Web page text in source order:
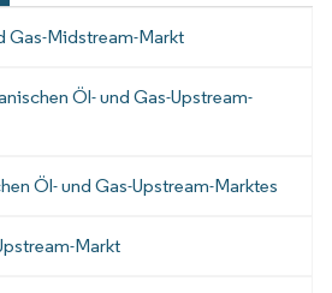
Gas-Midstream-Markt
Öl- und Gas-Upstream-
Öl- und Gas-Upstream-Marktes
Markt